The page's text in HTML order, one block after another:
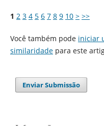
1 2 3 4 5 6 7 8 9 10 > >>
Você também pode iniciar
similaridadepara este
Enviar Submissão